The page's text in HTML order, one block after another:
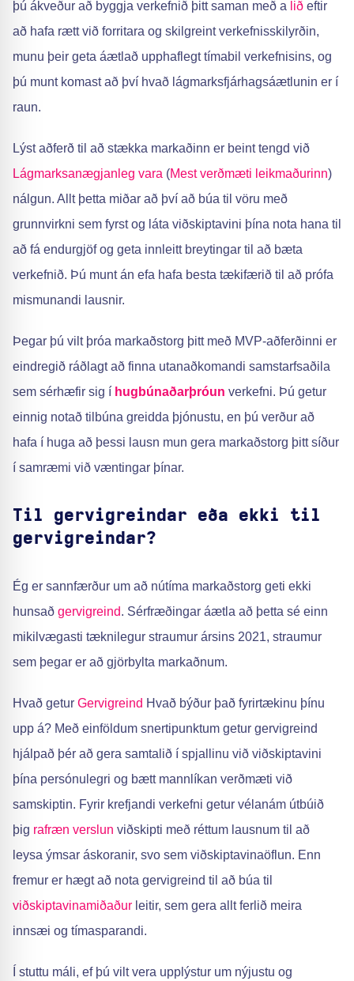
þú ákveður að byggja verkefnið þitt saman með a lið eftir
að hafa rætt við forritara og skilgreint verkefnisskilyrðin,
munu þeir geta áætlað upphaflegt tímabil verkefnisins, og
þú munt komast að því hvað lágmarksfjárhagsáætlunin er í
raun.
Lýst aðferð til að stækka markaðinn er beint tengd við
Lágmarksanægjanleg vara (Mest verðmæti leikmaðurinn)
nálgun. Allt þetta miðar að því að búa til vöru með
grunnvirkni sem fyrst og láta viðskiptavini þína nota hana til
að fá endurgjöf og geta innleitt breytingar til að bæta
verkefnið. Þú munt án efa hafa besta tækifærið til að prófa
mismunandi lausnir.
Þegar þú vilt þróa markaðstorg þitt með MVP-aðferðinni er
eindregið ráðlagt að finna utanaðkomandi samstarfsaðila
sem sérhæfir sig í hugbúnaðarþróun verkefni. Þú getur
einnig notað tilbúna greidda þjónustu, en þú verður að
hafa í huga að þessi lausn mun gera markaðstorg þitt síður
í samræmi við væntingar þínar.
Til gervigreindar eða ekki til
gervigreindar?
Ég er sannfærður um að nútíma markaðstorg geti ekki
hunsað gervigreind. Sérfræðingar áætla að þetta sé einn
mikilvægasti tæknilegur straumur ársins 2021, straumur
sem þegar er að gjörbylta markaðnum.
Hvað getur Gervigreind Hvað býður það fyrirtækinu þínu
upp á? Með einföldum snertipunktum getur gervigreind
hjálpað þér að gera samtalið í spjallinu við viðskiptavini
þína persónulegri og bætt mannlíkan verðmæti við
samskiptin. Fyrir krefjandi verkefni getur vélanám útbúið
þig rafræn verslun viðskipti með réttum lausnum til að
leysa ýmsar áskoranir, svo sem viðskiptavinaöflun. Enn
fremur er hægt að nota gervigreind til að búa til
viðskiptavinamiðaður leitir, sem gera allt ferlið meira
innsæi og tímasparandi.
Í stuttu máli, ef þú vilt vera upplýstur um nýjustu og